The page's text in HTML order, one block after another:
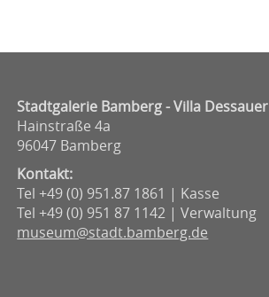
Stadtgalerie Bamberg - Villa Dessauer
Hainstraße 4a
96047 Bamberg
Kontakt:
Tel +49 (0) 951.87 1861 | Kasse
Tel +49 (0) 951 87 1142 | Verwaltung
museum@stadt.bamberg.de